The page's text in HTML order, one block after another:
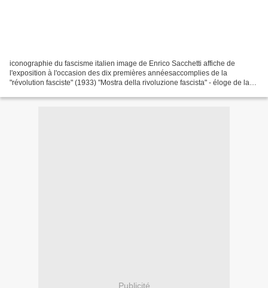
iconographie du fascisme italien image de Enrico Sacchetti affiche de
l'exposition à l'occasion des dix premières annéesaccomplies de la
"révolution fasciste" (1933) "Mostra della rivoluzione fascista" - éloge de la
Publicité